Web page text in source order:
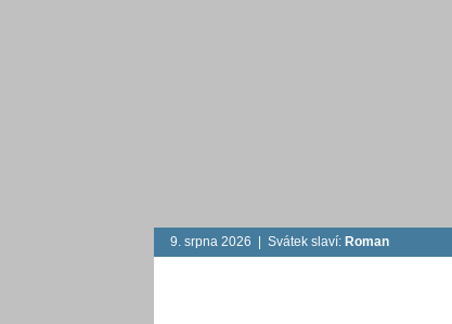
9. srpna 2026 | Svátek slaví: Roman